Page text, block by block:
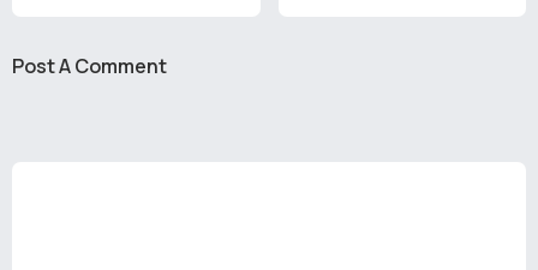
Post A Comment